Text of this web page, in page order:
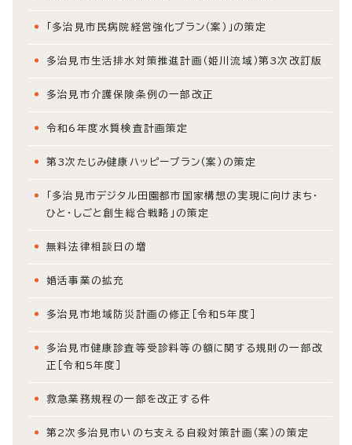
「多治見市民病院経営強化プラン（案）」の策定
多治見市生活排水対策推進計画（姫川流域）第3次改訂版
多治見市介護保険条例の一部改正
令和6年度水質検査計画策定
第3次たじみ健康ハッピープラン（案）の策定
「多治見市デジタル田園都市国家構想の実現に向けまち・
ひと・しごと創生総合戦略」の策定
無料法律相談日の増
婚活事業の拡充
多治見市地域防災計画の修正［令和5年度］
多治見市健康診査等受診料等の額に関する規則の一部改
正［令和5年度］
救急業務規程の一部を改正する件
第2次多治見市いのち支える自殺対策計画（案）の策定